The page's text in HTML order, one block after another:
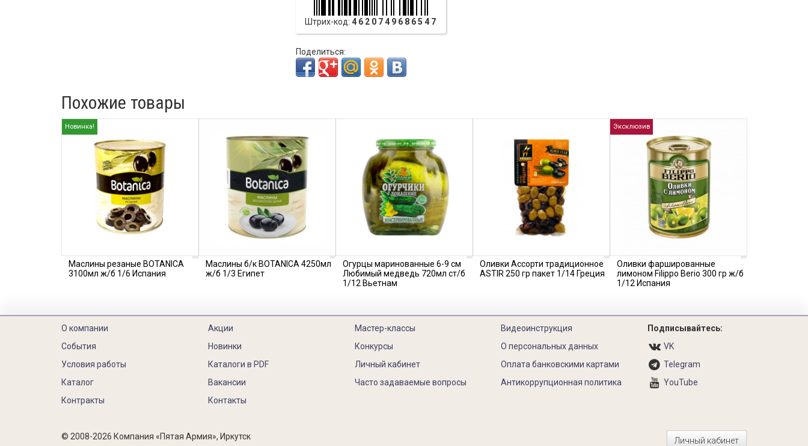
Штрих-код: 4620749686547
Поделиться:
Похожие товары
Новинка!
Маслины резаные BOTANICA
3100мл ж/б 1/6 Испания
Маслины б/к BOTANICA 4250мл
ж/б 1/3 Египет
Огурцы маринованные 6-9 см
Любимый медведь 720мл ст/б
1/12 Вьетнам
Оливки Ассорти традиционное
ASTIR 250 гр пакет 1/14 Греция
Эксклюзив
Оливки фаршированные
лимоном Filippo Berio 300 гр ж/б
1/12 Испания
О компании
События
Условия работы
Каталог
Контракты
Акции
Новинки
Каталоги в PDF
Вакансии
Контакты
Мастер-классы
Конкурсы
Личный кабинет
Часто задаваемые вопросы
Видеоинструкция
О персональных данных
Оплата банковскими картами
Антикоррупционная политика
Подписывайтесь:
VK
Telegram
YouTube
© 2008-2026 Компания «Пятая Армия», Иркутск Личный кабинет